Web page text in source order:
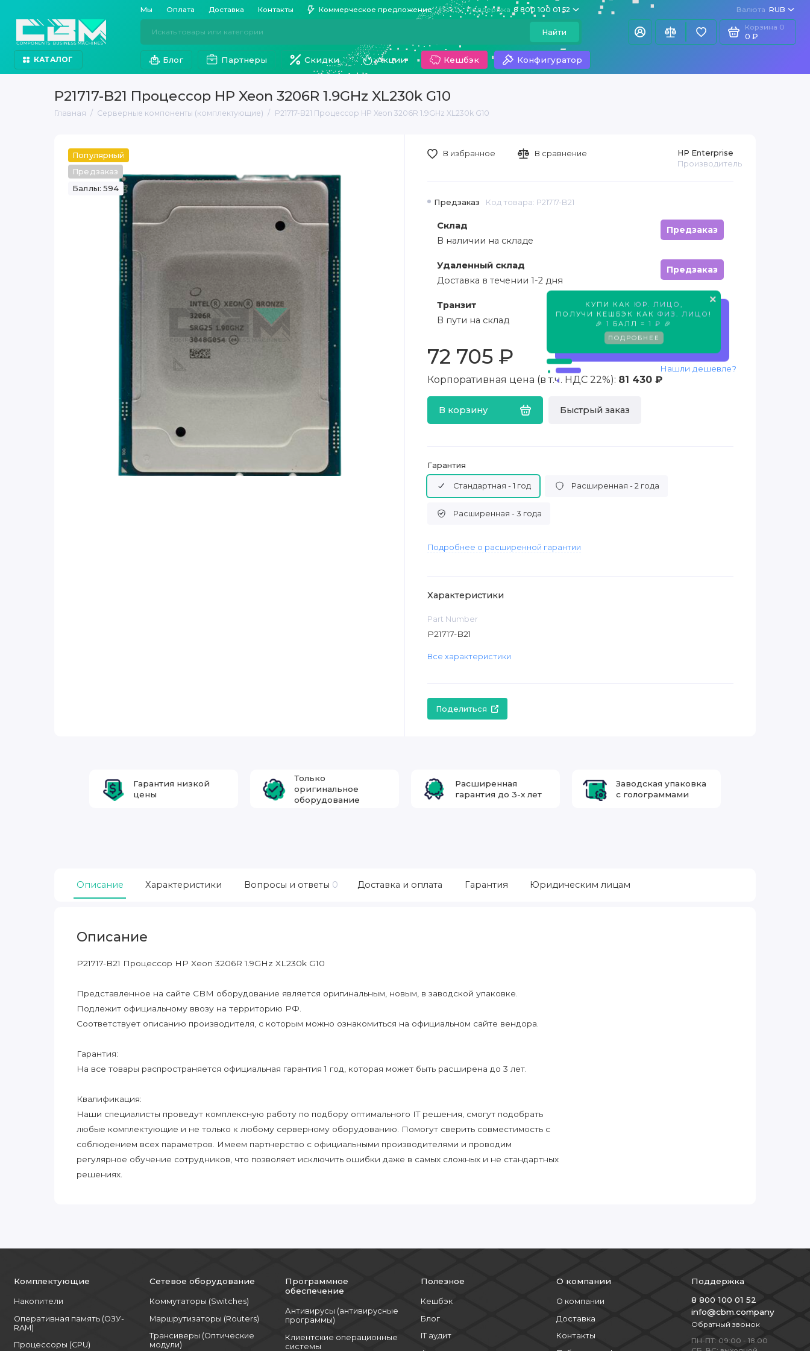
Мы Оплата Доставка Контакты Коммерческое предложение Поддержка 8 800 100 01 52 Валюта RUB
Найти
Корзина 0
0 ₽
КАТАЛОГ Блог Партнеры Скидки Акции Кешбэк Конфигуратор
P21717-B21 Процессор HP Xeon 3206R 1.9GHz XL230k G10
Главная Серверные компоненты (комплектующие) P21717-B21 Процессор HP Xeon 3206R 1.9GHz XL230k G10
Популярный
Предзаказ
Баллы: 594
×
КУПИ КАК ЮР. ЛИЦО
ПОЛУЧИ КЕШБЭК КАК ФИЗ. ЛИЦО !
🎉1БАЛЛ =1 ₽ 🎉
ПОДРОБНЕЕ
Предзаказ Код товара: P21717-B21
HP Enterprise
Производитель
Склад
Предзаказ
В наличии на складе
Удаленный склад
Предзаказ
Доставка в течении 1-2 дня
Транзит
Предзаказ
В пути на склад
72 705 ₽
Корпоративная цена (в т.ч. НДС 22%): 81 430 ₽
В корзину Быстрый заказ
Нашли дешевле?
В избранное В сравнение
Гарантия
Стандартная - 1 год Расширенная - 2 года
Расширенная - 3 года
Подробнее о расширенной гарантии
Характеристики
Part Number
P21717-B21
Все характеристики
Поделиться
Гарантия низкой
цены
Только
оригинальное
оборудование
Расширенная
гарантия до 3-х лет
Заводская упаковка
с голограммами
Описание Характеристики Вопросы и ответы 0 Доставка и оплата Гарантия Юридическим лицам
Описание
P21717-B21 Процессор HP Xeon 3206R 1.9GHz XL230k G10
Представленное на сайте CBM оборудование является оригинальным, новым, в заводской упаковке.
Подлежит официальному ввозу на территорию РФ.
Соответствует описанию производителя, с которым можно ознакомиться на официальном сайте вендора.
Гарантия:
На все товары распространяется официальная гарантия 1 год, которая может быть расширена до 3 лет.
Квалификация:
Наши специалисты проведут комплексную работу по подбору оптимального IT решения, смогут подобрать
любые комплектующие и не только к любому серверному оборудованию. Помогут сверить совместимость с
соблюдением всех параметров. Имеем партнерство с официальными производителями и проводим
регулярное обучение сотрудников, что позволяет исключить ошибки даже в самых сложных и не стандартных
решениях.
Комплектующие
Накопители
Оперативная память (ОЗУ-
RAM)
Процессоры (CPU)
Сетевое оборудование
Коммутаторы (Switches)
Маршрутизаторы (Routers)
Трансиверы (Оптические
модули)
Программное
обеспечение
Антивирусы (антивирусные
программы)
Клиентские операционные
системы
Полезное
Кешбэк
Блог
IT аудит
О компании
О компании
Доставка
Контакты
Поддержка
8 800 100 01 52
info@cbm.company
Обратный звонок
ПН-ПТ: 09:00 - 18:00